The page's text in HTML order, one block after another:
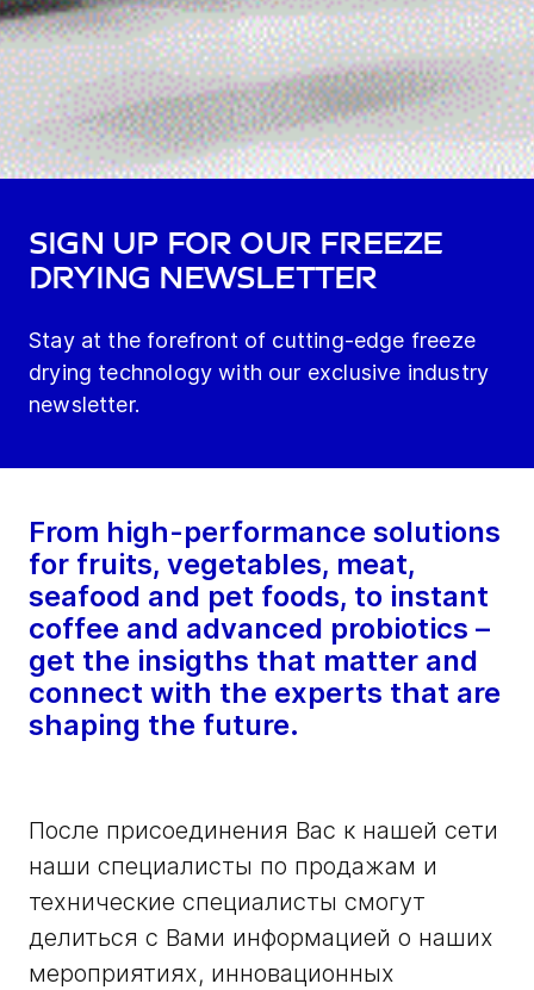
Sign up for our freeze
drying newsletter
Stay at the forefront of cutting-edge freeze
drying technology with our exclusive industry
newsletter.
From high-performance solutions
for fruits, vegetables, meat,
seafood and pet foods, to instant
coffee and advanced probiotics –
get the insigths that matter and
connect with the experts that are
shaping the future.
После присоединения Вас к нашей сети
наши специалисты по продажам и
технические специалисты смогут
делиться с Вами информацией о наших
мероприятиях, инновационных